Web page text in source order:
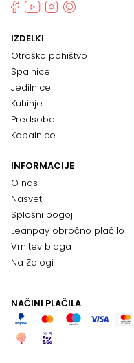
IZDELKI
Otroško pohištvo
Spalnice
Jedilnice
Kuhinje
Predsobe
Kopalnice
INFORMACIJE
O nas
Nasveti
Splošni pogoji
Leanpay obročno plačilo
Vrnitev blaga
Na Zalogi
NAČINI PLAČILA